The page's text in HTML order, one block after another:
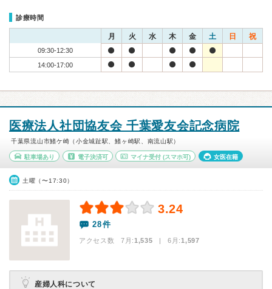
診療時間
月 火 水 木 金 土 日 祝
09:30-12:30
14:00-17:00
医療法人社団協友会 千葉愛友会記念病院
千葉県流山市鰭ケ崎（小金城趾駅、鰭ヶ崎駅、南流山駅）
駐車場あり 電子決済可 マイナ受付 (スマホ可) 女医在籍
土曜（〜17:30）
3.24
28件
アクセス数 7月:1,535 | 6月:1,597
産婦人科について